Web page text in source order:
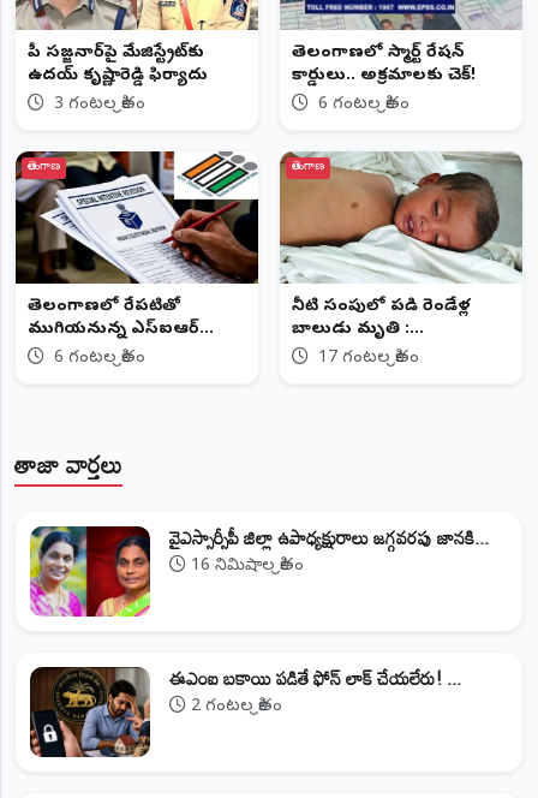
సీపీ సజ్జనార్‌పై మేజిస్ట్రేట్‌కు
ఉదయ్ కృష్ణారెడ్డి ఫిర్యాదు
3 గంటల క్రితం
తెలంగాణలో స్మార్ట్ రేషన్
కార్డులు.. అక్రమాలకు చెక్!
6 గంటల క్రితం
తెలంగాణ
తెలంగాణలో రేపటితో
ముగియనున్న ఎస్‌ఐఆర్
గడువు6 గంటల క్రితం
తెలంగాణ
నీటి సంపులో పడి రెండేళ్ల
బాలుడు మృతి :
చెరువుగట్టులో విషాదం
17 గంటల క్రితం
తాజా వార్తలు
వైఎస్సార్సీపీ జిల్లా ఉపాధ్యక్షురాలు జగ్గవరపు జానకి...
16 నిమిషాల క్రితం
ఈఎంఐ బకాయి పడితే ఫోన్‌ లాక్‌ చేయలేరు! ...
2 గంటల క్రితం